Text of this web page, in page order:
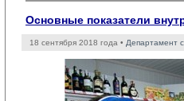
Основные показатели
18 сентября 2018 года • Департамент